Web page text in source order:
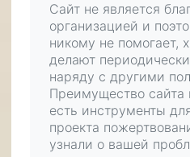
Сайт не является
организацией и
никому не помогает,
делают
наряду с другими
Преимущество сайта
есть инструменты
проекта
узнали о вашей